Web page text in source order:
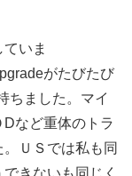
いま
がたびたび
ちました。マイ
など重体のトラ
ＵＳでは私も同
きないも同じく